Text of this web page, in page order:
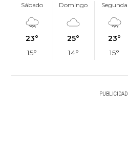
Sábado
23°
15°
Domingo
25°
14°
Segunda
23°
15°